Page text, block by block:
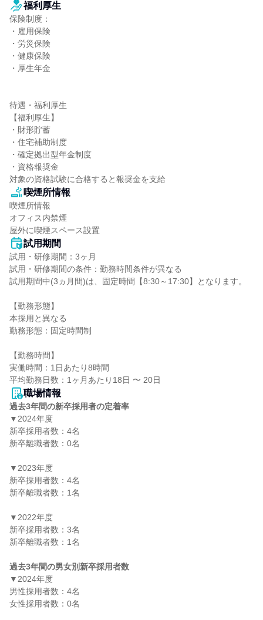
福利厚生
保険制度：
・雇用保険
・労災保険
・健康保険
・厚生年金
待遇・福利厚生
【福利厚生】
・財形貯蓄
・住宅補助制度
・確定拠出型年金制度
・資格報奨金
対象の資格試験に合格すると報奨金を支給
喫煙所情報
喫煙所情報
オフィス内禁煙
屋外に喫煙スペース設置
試用期間
試用・研修期間：3ヶ月
試用・研修期間の条件：勤務時間条件が異なる
試用期間中(3ヵ月間)は、固定時間【8:30～17:30】となります。
【勤務形態】
本採用と異なる
勤務形態：固定時間制
【勤務時間】
実働時間：1日あたり8時間
職場情報
過去3年間の新卒採用者の定着率
▼2024年度
新卒採用者数：4名
新卒離職者数：0名
▼2023年度
新卒採用者数：4名
新卒離職者数：1名
▼2022年度
新卒採用者数：3名
新卒離職者数：1名
過去3年間の男女別新卒採用者数
▼2024年度
男性採用者数：4名
女性採用者数：0名